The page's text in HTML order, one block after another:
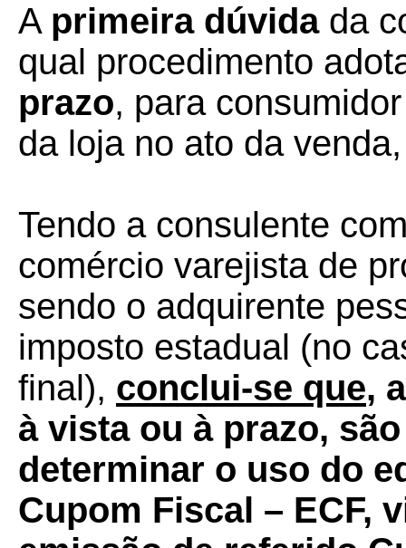
A primeira dúvidada
qual procedimento
prazo, para
da loja no ato da
Tendo a consulente
comércio varejista de
sendo o adquirente
imposto estadual (no
final), conclui-se que,
à vista ou à prazo,
determinar o uso do
Cupom Fiscal – ECF,